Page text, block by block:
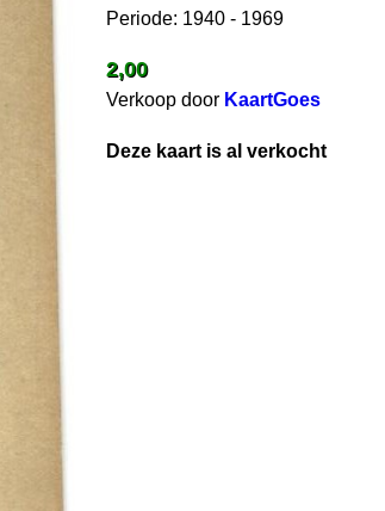
Periode: 1940 - 1969
2,00
Verkoop door KaartGoes
Deze kaart is al verkocht